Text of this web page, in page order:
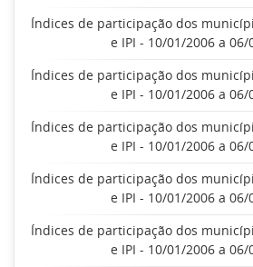
Índices de participação dos
e IPI - 10/01/2006 a 06/
Índices de participação dos
e IPI - 10/01/2006 a 06/
Índices de participação dos
e IPI - 10/01/2006 a 06/
Índices de participação dos
e IPI - 10/01/2006 a 06/
Índices de participação dos
e IPI - 10/01/2006 a 06/